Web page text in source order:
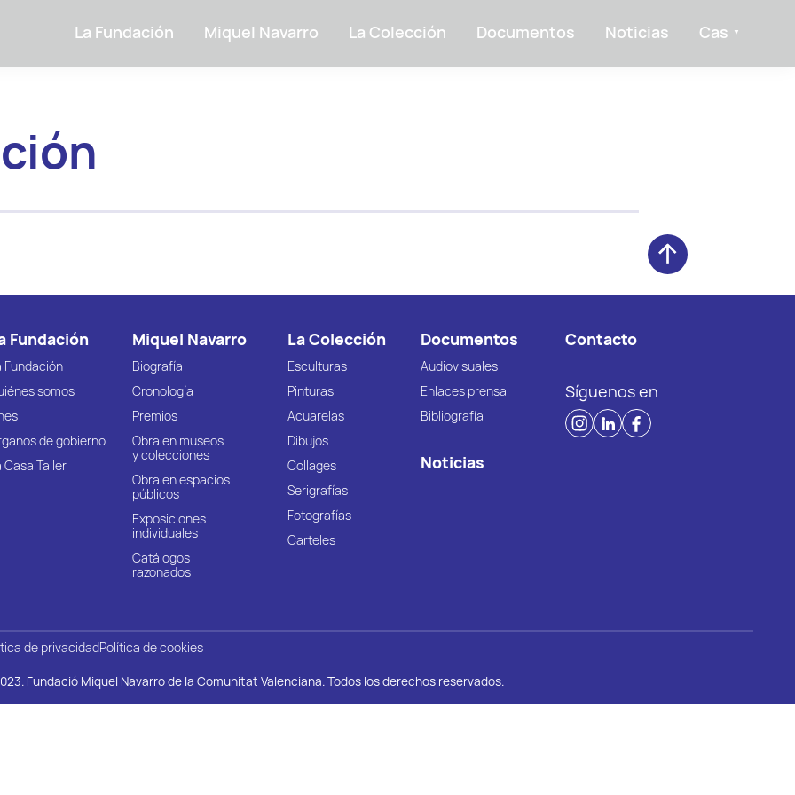
La Fundación Miquel Navarro La Colección Documentos Noticias Cas
Fundación
Fundación
somos
de gobierno
Casa Taller
Miquel Navarro
Biografía
Cronología
Premios
Obra en museos
y colecciones
Obra en espacios
públicos
Exposiciones
individuales
Catálogos
razonados
La Colección
Esculturas
Pinturas
Acuarelas
Dibujos
Collages
Serigrafías
Fotografías
Carteles
Documentos
Audiovisuales
Enlaces prensa
Bibliografía
Noticias
Contacto
Síguenos en
de privacidadPolítica de cookies
Fundació Miquel Navarro de la Comunitat Valenciana. Todos los derechos reservados.